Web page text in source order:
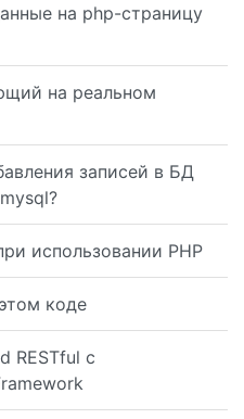
на php-страницу
на реальном
записей в БД
использовании PHP
коде
RESTful с